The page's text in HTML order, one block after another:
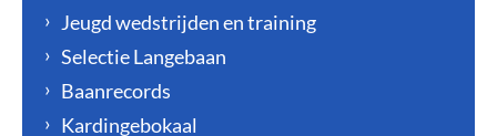
Jeugd wedstrijden en training
Selectie Langebaan
Baanrecords
Kardingebokaal